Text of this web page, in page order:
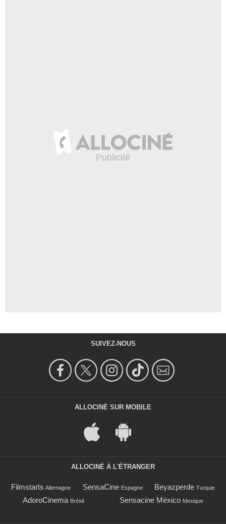
SUIVEZ-NOUS
ALLOCINÉ SUR MOBILE
ALLOCINÉ À L'ÉTRANGER
Filmstarts Allemagne SensaCine Espagne Beyazperde Turquie
AdoroCinema Brésil Sensacine México Mexique